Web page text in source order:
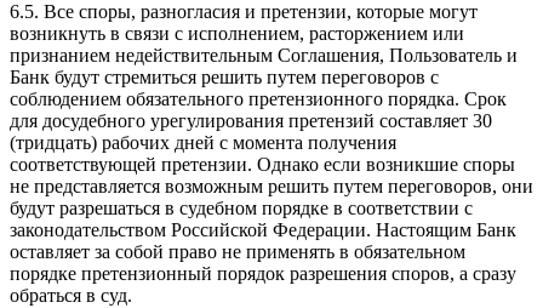
6.5. Все споры, разногласия и претензии, которые могут
возникнуть в связи с исполнением, расторжением или
признанием недействительным Соглашения, Пользователь и
Банк будут стремиться решить путем переговоров с
соблюдением обязательного претензионного порядка. Срок
для досудебного урегулирования претензий составляет 30
(тридцать) рабочих дней с момента получения
соответствующей претензии. Однако если возникшие споры
не представляется возможным решить путем переговоров, они
будут разрешаться в судебном порядке в соответствии с
законодательством Российской Федерации. Настоящим Банк
оставляет за собой право не применять в обязательном
порядке претензионный порядок разрешения споров, а сразу
обраться в суд.